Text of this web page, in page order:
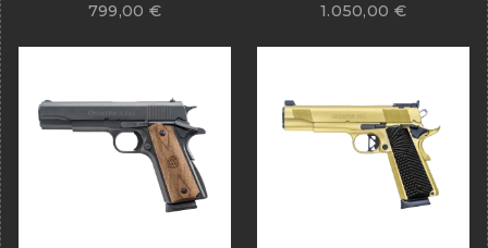
799,00 € 1.050,00 €